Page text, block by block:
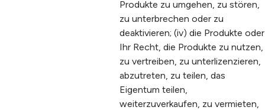
Produkte zu umgehen, zu stören,
zu unterbrechen oder zu
deaktivieren; (iv) die Produkte oder
Ihr Recht, die Produkte zu nutzen,
zu vertreiben, zu unterlizenzieren,
abzutreten, zu teilen, das
Eigentum teilen,
weiterzuverkaufen, zu vermieten,